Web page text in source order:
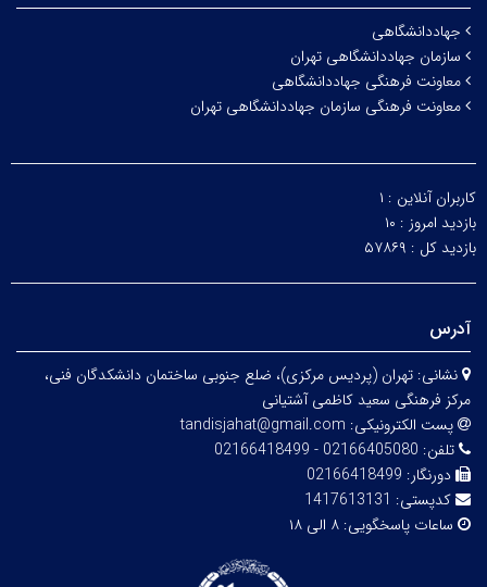
جهاددانشگاهی
سازمان جهاددانشگاهی تهران
معاونت فرهنگی جهاددانشگاهی
معاونت فرهنگی سازمان جهاددانشگاهی تهران
کاربران آنلاین : ۱
بازدید امروز : ۱۰
بازدید کل : ۵۷۸۶۹
آدرس
نشانی: تهران (پردیس مرکزی)، ضلع جنوبی ساختمان دانشکدگان فنی،
مرکز فرهنگی سعید کاظمی آشتیانی
پست الکترونیکی: tandisjahat@gmail.com
تلفن: 02166405080 - 02166418499
دورنگار: 02166418499
کدپستی: 1417613131
ساعات پاسخگویی: ۸ الی ۱۸